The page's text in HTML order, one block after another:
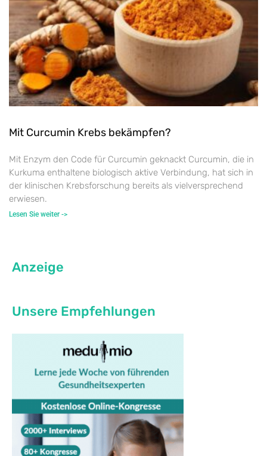
Mit Curcumin Krebs bekämpfen?
Mit Enzym den Code für Curcumin geknackt Curcumin, die in
Kurkuma enthaltene biologisch aktive Verbindung, hat sich in
der klinischen Krebsforschung bereits als vielversprechend
erwiesen.
Lesen Sie weiter ->
Anzeige
Unsere Empfehlungen